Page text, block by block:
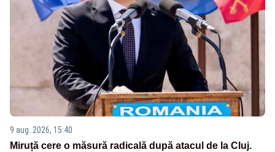
9 aug. 2026, 15:40
Miruță cere o măsură radicală după atacul de la Cluj.